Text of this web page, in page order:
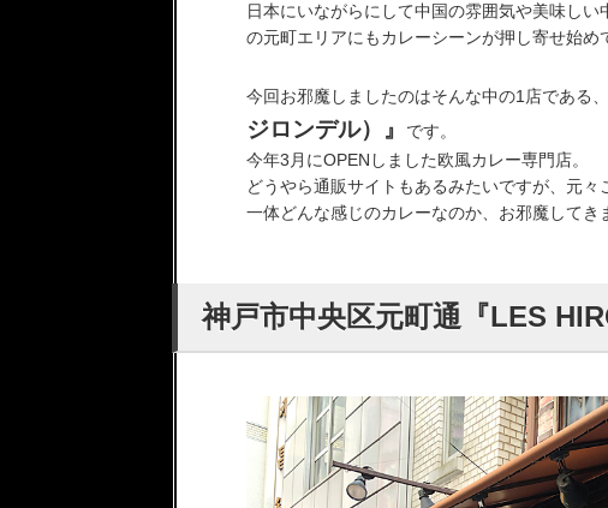
日本にいながらにして中国の雰囲気や美味し
の元町エリアにもカレーシーンが押し寄せ始め
今回お邪魔しましたのはそんな中の1店である
ジロンデル）』
です。
今年3月にOPENしました欧風カレー専門店。
どうやら通販サイトもあるみたいですが、元々
一体どんな感じのカレーなのか、お邪魔してき
神戸市中央区元町通『LES